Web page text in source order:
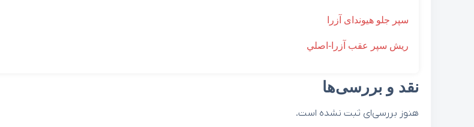
سپر جلو هیوندای آزرا
ريش سپر عقب آزرا-اصلي
نقد و بررسی‌ها
هنوز بررسی‌ای ثبت نشده است.